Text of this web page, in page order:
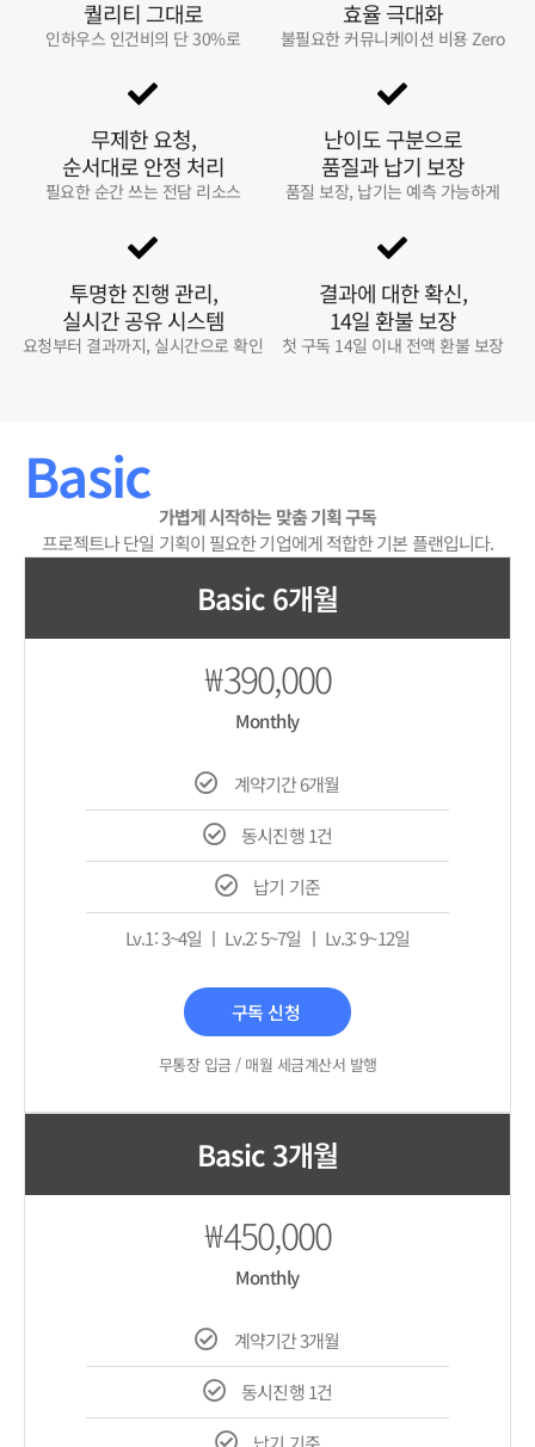
퀄리티 그대로
인하우스 인건비의 단 30%로
효율 극대화
불필요한 커뮤니케이션 비용 Zero
무제한 요청,
순서대로 안정 처리
필요한 순간 쓰는 전담 리소스
난이도 구분으로
품질과 납기 보장
품질 보장, 납기는 예측 가능하게
투명한 진행 관리,
실시간 공유 시스템
요청부터 결과까지, 실시간으로 확인
결과에 대한 확신,
14일 환불 보장
첫 구독 14일 이내 전액 환불 보장
Basic
가볍게 시작하는 맞춤 기획 구독
프로젝트나 단일 기획이 필요한 기업에게 적합한 기본 플랜입니다.
Basic 6개월
₩390,000
Monthly
계약기간 6개월
동시진행 1건
납기 기준
Lv.1: 3~4일 ㅣ Lv.2: 5~7일 ㅣ Lv.3: 9~12일
구독 신청
무통장 입금 / 매월 세금계산서 발행
Basic 3개월
₩450,000
Monthly
계약기간 3개월
동시진행 1건